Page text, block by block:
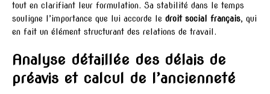
tout en clarifiant leur formulation. Sa stabilité dans le temps
souligne l’importance que lui accorde le droit social français, qui
en fait un élément structurant des relations de travail.
Analyse détaillée des délais de
préavis et calcul de l’ancienneté